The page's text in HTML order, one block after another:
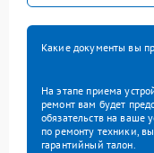
Какие документы вы
На этапе приема
ремонт вам будет
обязательств на ваше
по ремонту техники,
гарантийный талон.